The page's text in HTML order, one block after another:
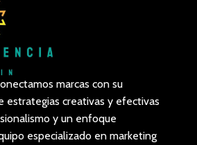
marcas con su
estrategias creativas y efectivas
y un enfoque
especializado en marketing